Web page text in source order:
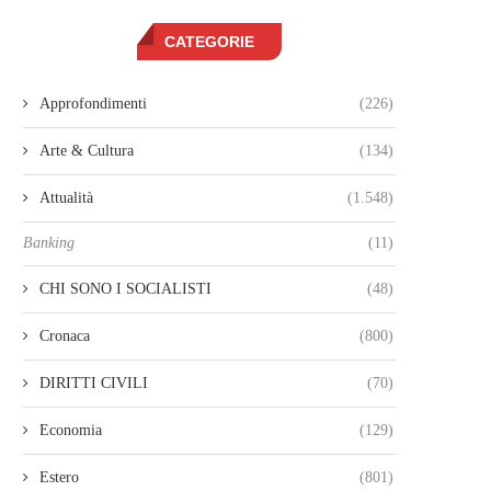
CATEGORIE
Approfondimenti (226)
Arte & Cultura (134)
Attualità (1.548)
Banking (11)
CHI SONO I SOCIALISTI (48)
Cronaca (800)
DIRITTI CIVILI (70)
Economia (129)
Estero (801)